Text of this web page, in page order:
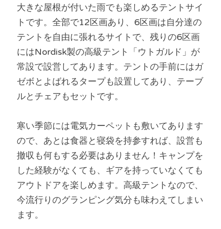
大きな屋根が付いた雨でも楽しめるテントサイ
トです。全部で12区画あり、6区画は自分達の
テントを自由に張れるサイトで、残りの6区画
にはNordisk製の高級テント「ウトガルド」が
常設で設営してあります。テントの手前にはガ
ゼボとよばれるタープも設置してあり、テーブ
ルとチェアもセットです。
寒い季節には電気カーペットも敷いてあります
ので、あとは食器と寝袋を持参すれば、設営も
撤収も何もする必要はありません！キャンプを
した経験がなくても、ギアを持っていなくても
アウトドアを楽しめます。高級テントなので、
今流行りのグランピング気分も味わえてしまい
ます。